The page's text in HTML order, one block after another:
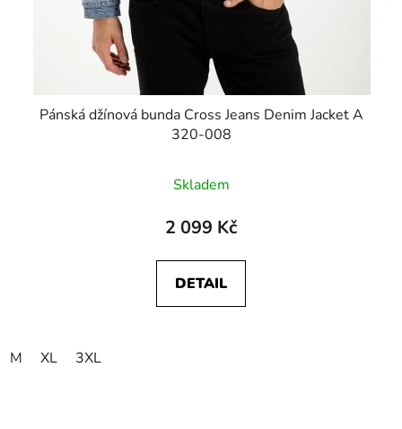
Pánská džínová bunda Cross Jeans Denim Jacket A
320-008
Skladem
2 099 Kč
DETAIL
M XL 3XL